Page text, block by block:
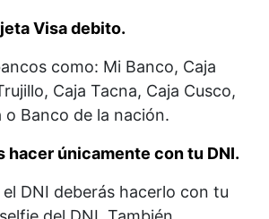
Visa debito.
como: Mi Banco, Caja
Caja Tacna, Caja Cusco,
o Banco de la nación.
hacer únicamente con tu DNI.
el DNI deberás hacerlo con tu